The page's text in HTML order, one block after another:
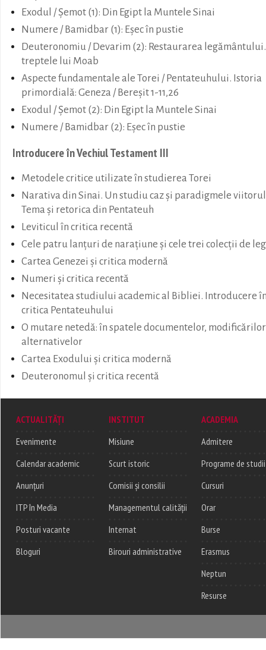
Exodul / Șemot (1): Din Egipt la Muntele Sinai
Numere / Bamidbar (1): Eșec în pustie
Deuteronomiu / Devarim (2): Restaurarea legământului.
treptele lui Moab
Aspecte fundamentale ale Torei / Pentateuhului. Istoria
primordială: Geneza / Bereșit 1-11,26
Exodul / Șemot (2): Din Egipt la Muntele Sinai
Numere / Bamidbar (2): Eșec în pustie
Introducere în Vechiul Testament III
Metodele critice utilizate în studierea Torei
Narativa din Sinai. Un studiu caz și paradigmele
Tema și retorica din Pentateuh
Leviticul în critica recentă
Cele patru lanțuri de narațiune și cele trei colecții de
Cartea Genezei și critica modernă
Numeri și critica recentă
Necesitatea studiului academic al Bibliei. Introducere
critica Pentateuhului
O mutare netedă: în spatele documentelor,
alternativelor
Cartea Exodului și critica modernă
Deuteronomul și critica recentă
ACTUALITĂȚI
Evenimente
Calendar academic
Anunțuri
ITP în Media
Posturi vacante
Bloguri
INSTITUT
Misiune
Scurt istoric
Comisii și consilii
Managementul calității
Internat
Birouri administrative
ACADEMIA
Admitere
Programe de studii
Cursuri
Orar
Burse
Erasmus
Neptun
Resurse